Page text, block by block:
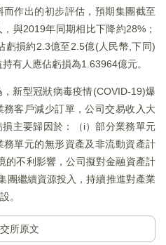
作出的初步評估，預期集團截至
與2019年同期相比下降約28%；
虧損約2.3億至2.5億(人民幣,下同)
有人應佔虧損為1.63964億元。
新型冠狀病毒疫情(COVID-19)爆
客戶減少訂單，公司交易收入大
主要歸因於：（i）部分業務單元
單元的無形資產及非流動資產計
的不利影響，公司擬對金融資產計
團繼續資源投入，持續推進對產業
。
所原文